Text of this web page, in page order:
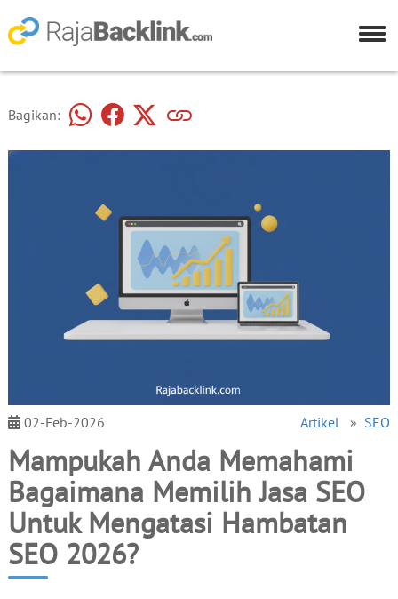
Bagikan:
02-Feb-2026 Artikel » SEO
Mampukah Anda Memahami
Bagaimana Memilih Jasa SEO
Untuk Mengatasi Hambatan
SEO 2026?